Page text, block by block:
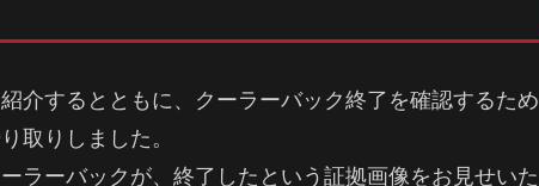
介するとともに、クーラーバック終了を確認するため
取りしました。
ラーバックが、終了したという証拠画像をお見せいた